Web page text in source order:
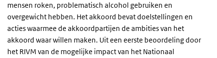
mensen roken, problematisch alcohol gebruiken en
overgewicht hebben. Het akkoord bevat doelstellingen en
acties waarmee de akkoordpartijen de ambities van het
akkoord waar willen maken. Uit een eerste beoordeling door
het RIVM van de mogelijke impact van het Nationaal